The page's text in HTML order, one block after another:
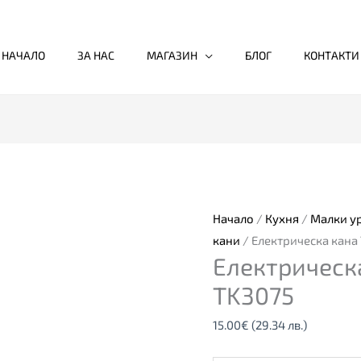
НАЧАЛО ЗА НАС МАГАЗИН БЛОГ КОНТАКТИ
Начало / Кухня / Малки
кани / Електрическа
TK3075
15.00€ (29.34 лв.)
кана
Termomax
TK3075